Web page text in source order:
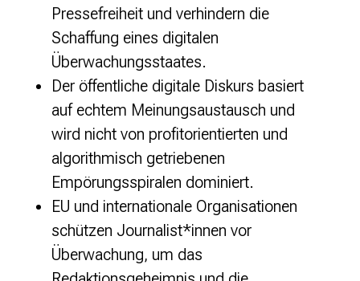
Pressefreiheit und verhindern die
Schaffung eines digitalen
Überwachungsstaates.
Der öffentliche digitale Diskurs basiert
auf echtem Meinungsaustausch und
wird nicht von profitorientierten und
algorithmisch getriebenen
Empörungsspiralen dominiert.
EU und internationale Organisationen
schützen Journalist*innen vor
Überwachung, um das